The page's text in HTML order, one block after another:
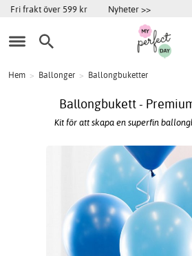
Fri frakt över 599 kr Nyheter >>
Hem > Ballonger > Ballongbuketter
Ballongbukett -
Kit för att skapa en superfin